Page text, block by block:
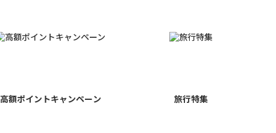
高額ポイントキャンペーン 旅行特集